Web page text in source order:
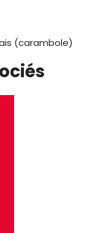
(carambole)